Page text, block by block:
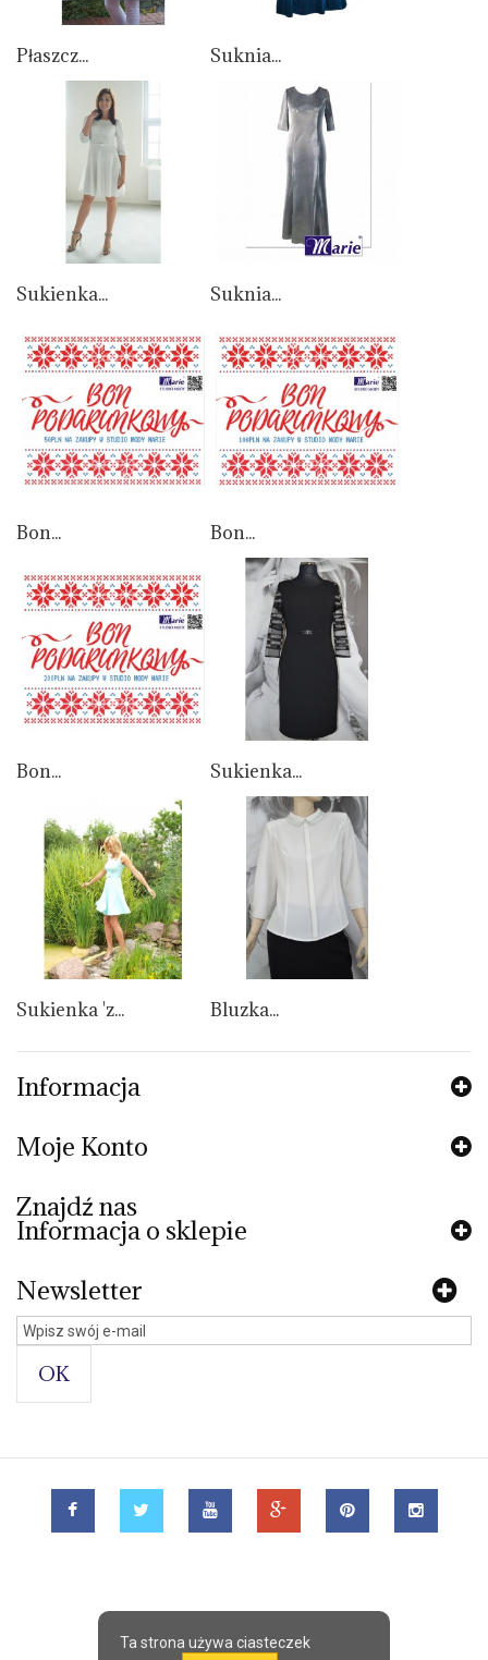
Ta strona używa ciasteczek
Płaszcz... Suknia...
Sukienka... Suknia...
Bon... Bon...
Bon... Sukienka...
Sukienka 'z... Bluzka...
Informacja
Moje Konto
Znajdź nas
Informacja o sklepie
Newsletter
OK